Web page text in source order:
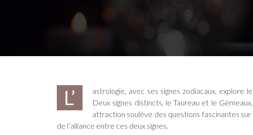
L’astrologie, avec ses signes zodiacaux, explore les traits de personnalité et les interactions entre les individus.
Deux signes distincts, le Taureau et le
attraction soulève des questions fascinantes
de l’alliance entre ces deux signes.